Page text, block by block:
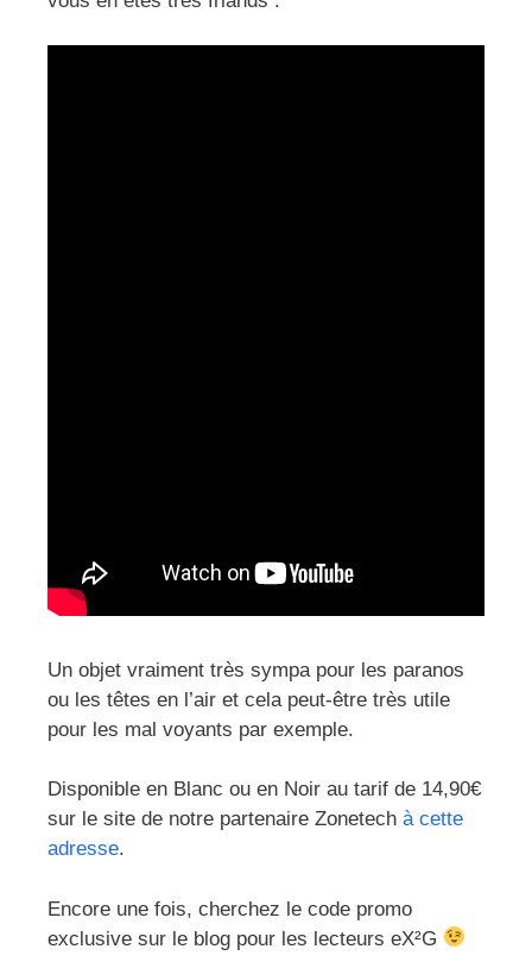
Un objet vraiment très sympa pour les paranos
ou les têtes en l’air et cela peut-être très utile
pour les mal voyants par exemple.
Disponible en Blanc ou en Noir au tarif de 14,90€
sur le site de notre partenaire Zonetech à cette
adresse.
Encore une fois, cherchez le code promo
exclusive sur le blog pour les lecteurs eX²G